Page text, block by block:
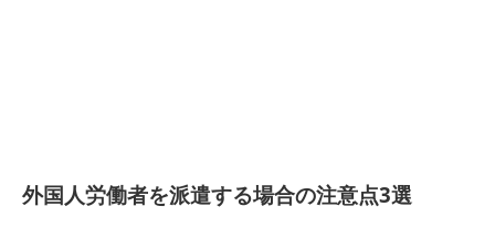
外国人労働者を派遣する場合の注意点3選